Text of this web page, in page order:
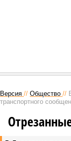
Версия // Общество //
транспортного